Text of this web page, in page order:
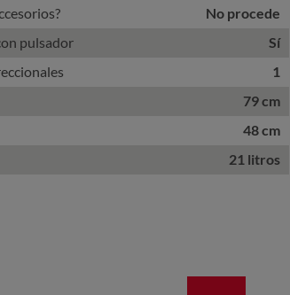
No procede
pulsador
Sí
1
79 cm
48 cm
21 litros